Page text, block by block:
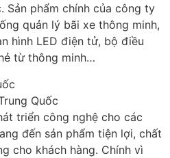
Sản phẩm chính của công ty
quản lý bãi xe thông minh,
hình LED điện tử, bộ điều
từ thông minh…
Quốc
triển công nghệ cho các
đến sản phẩm tiện lợi, chất
cho khách hàng. Chính vì